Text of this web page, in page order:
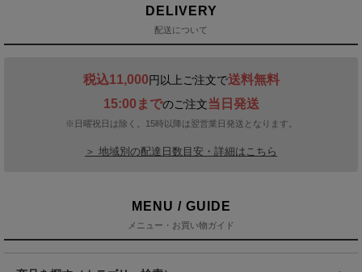
DELIVERY
配送について
税込11,000円以上ご注文で送料無料
15:00までのご注文当日発送
※日曜祝日は除く。15時以降は翌営業日発送となります。
＞ 地域別の配達日数目安・詳細はこちら
MENU / GUIDE
メニュー・お買い物ガイド